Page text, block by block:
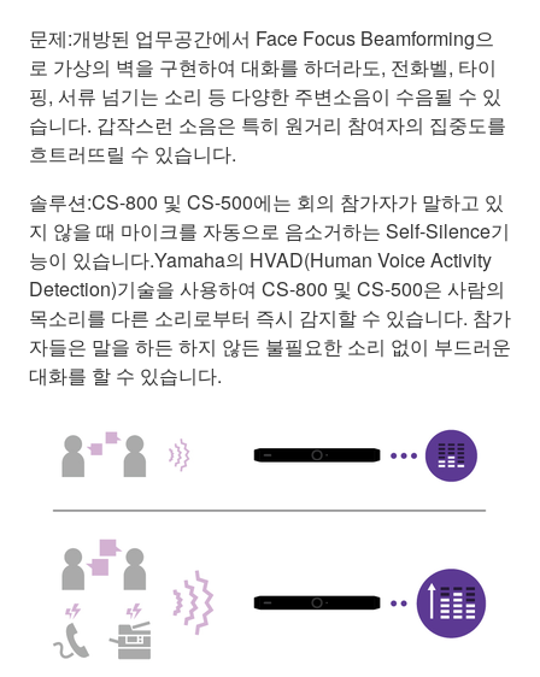
문제:개방된 업무공간에서 Face Focus Beamforming으
로 가상의 벽을 구현하여 대화를 하더라도, 전화벨, 타이
핑, 서류 넘기는 소리 등 다양한 주변소음이 수음될 수 있
습니다. 갑작스런 소음은 특히 원거리 참여자의 집중도를
흐트러뜨릴 수 있습니다.
솔루션:CS-800 및 CS-500에는 회의 참가자가 말하고 있
지 않을 때 마이크를 자동으로 음소거하는 Self-Silence기
능이 있습니다.Yamaha의 HVAD(Human Voice Activity
Detection)기술을 사용하여 CS-800 및 CS-500은 사람의
목소리를 다른 소리로부터 즉시 감지할 수 있습니다. 참가
자들은 말을 하든 하지 않든 불필요한 소리 없이 부드러운
대화를 할 수 있습니다.